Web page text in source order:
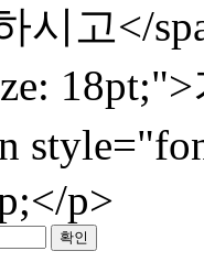
시고</
p>
확인